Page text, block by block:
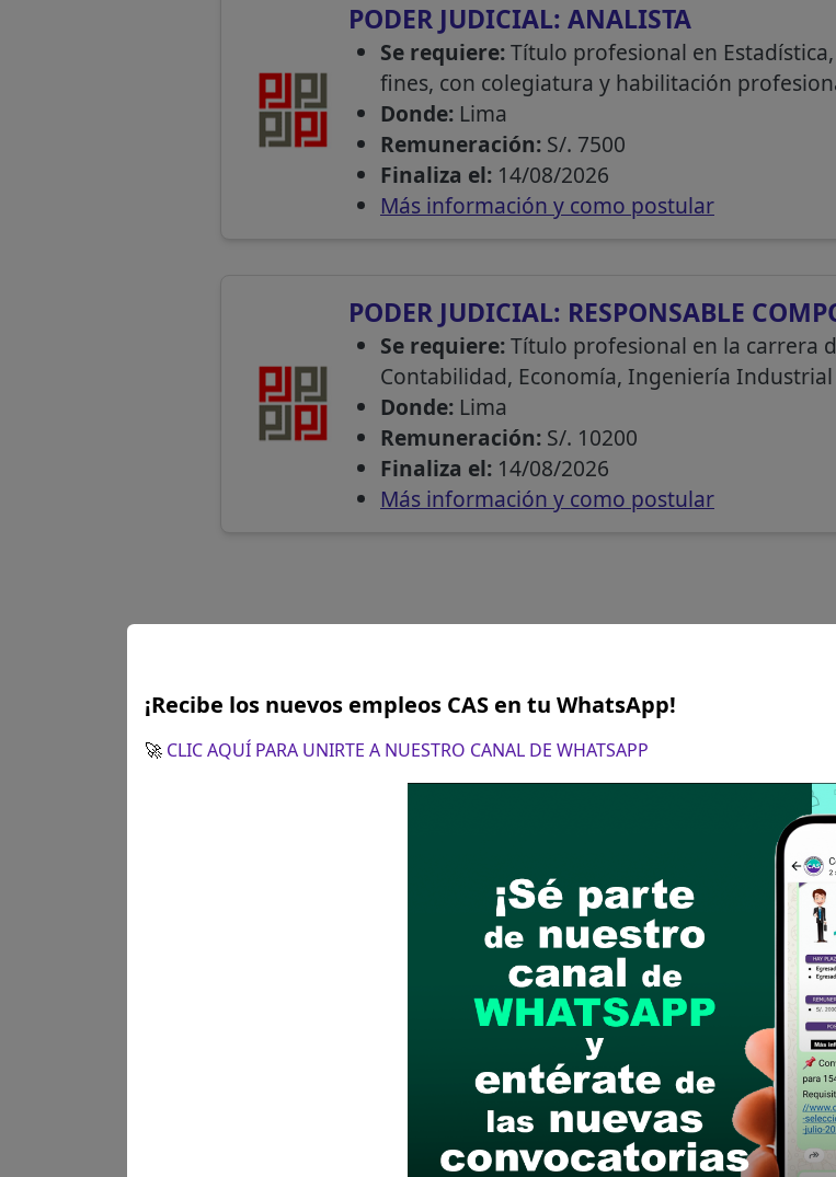
PODER JUDICIAL: ANALISTA
Se requiere:Título profesional en
fines, con colegiatura y habilitación
Donde: Lima
Remuneración: S/. 7500
Finaliza el: 14/08/2026
Más información y como postular
PODER JUDICIAL: RESPONSABLE
Se requiere:Título profesional en la carrera
Contabilidad, Economía, Ingeniería
Donde: Lima
Remuneración: S/. 10200
Finaliza el: 14/08/2026
Más información y como postular
IVP AREQUIPA: Administrador/a
Se requiere:Profesional universitario
Ciencias Económicas: Administración.
Arequipa
Remuneración:S/. 3500
Finaliza el:18/08/2026
Más información y como postular
¡Recibe los nuevos empleos CAS en tu WhatsApp!
🚀 CLIC AQUÍ PARA UNIRTE A NUESTRO CANAL DE WHATSAPP